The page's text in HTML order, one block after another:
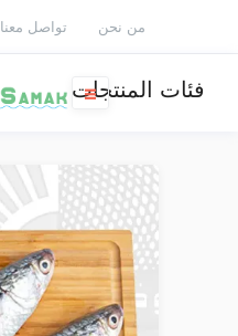
من نحن تواصل معنا
فئات المنتجات